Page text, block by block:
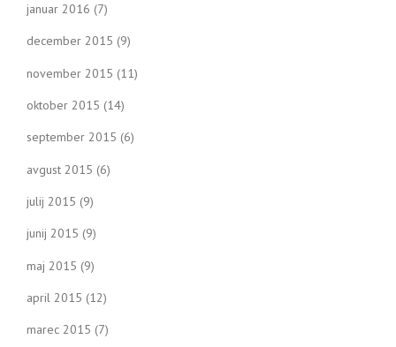
januar 2016 (7)
december 2015 (9)
november 2015 (11)
oktober 2015 (14)
september 2015 (6)
avgust 2015 (6)
julij 2015 (9)
junij 2015 (9)
maj 2015 (9)
april 2015 (12)
marec 2015 (7)